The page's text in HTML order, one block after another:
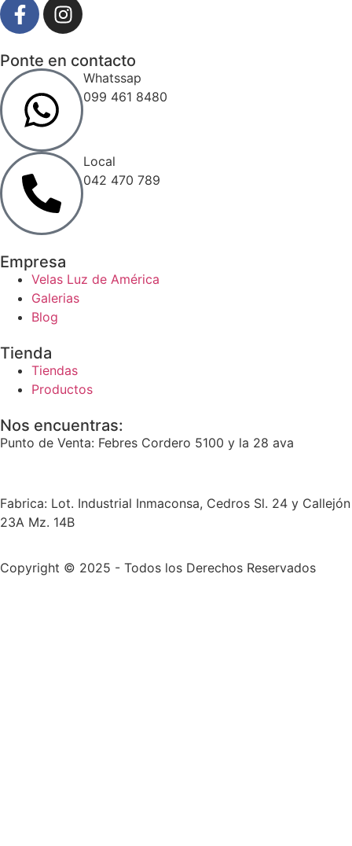
Ponte en contacto
Whatssap
099 461 8480
Local
042 470 789
Empresa
Velas Luz de América
Galerias
Blog
Tienda
Tiendas
Productos
Nos encuentras:
Punto de Venta: Febres Cordero 5100 y la 28 ava
Fabrica: Lot. Industrial Inmaconsa, Cedros Sl. 24 y Callejón
23A Mz. 14B
Copyright © 2025 - Todos los Derechos Reservados